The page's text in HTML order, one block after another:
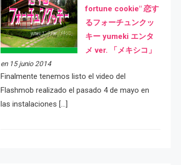
fortune cookie" 恋す
るフォーチュンクッ
キー yumeki エンタ
メ ver. 「メキシコ」
en 15 junio 2014
Finalmente tenemos listo el video del
Flashmob realizado el pasado 4 de mayo en
las instalaciones […]